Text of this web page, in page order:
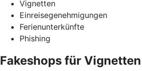
Vignetten
Einreisegenehmigungen
Ferienunterkünfte
Phishing
Fakeshops für